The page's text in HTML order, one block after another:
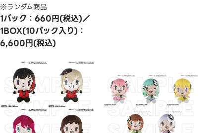
※ランダム商品
1パック：660円(税込)／
1BOX(10パック入り)：
6,600円(税込)